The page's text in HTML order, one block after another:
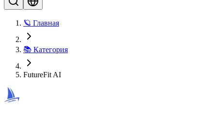
🪐 Главная
📚 Категория
FutureFit AI